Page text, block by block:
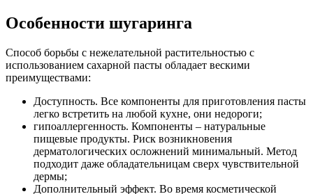
Особенности шугаринга
Способ борьбы с нежелательной растительностью с
использованием сахарной пасты обладает вескими
преимуществами:
Доступность. Все компоненты для приготовления пасты
легко встретить на любой кухне, они недороги;
гипоаллергенность. Компоненты – натуральные
пищевые продукты. Риск возникновения
дерматологических осложнений минимальный. Метод
подходит даже обладательницам сверх чувствительной
дермы;
Дополнительный эффект. Во время косметической